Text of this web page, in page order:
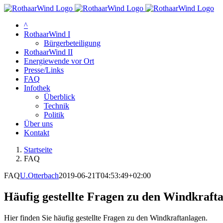
Zum
springen
^
RothaarWind I
Bürgerbeteiligung
RothaarWind II
Energiewende vor Ort
Presse/Links
FAQ
Infothek
Überblick
Technik
Politik
Über uns
Kontakt
Startseite
FAQ
FAQU.Otterbach2019-06-21T04:53:49+02:00
Häufig gestellte Fragen zu den
Hier finden Sie häufig gestellte Fragen zu den Windkraftanlagen.